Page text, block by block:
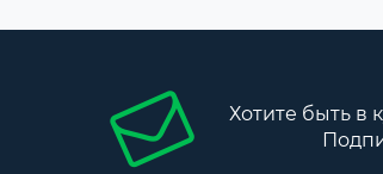
Хотите быть в